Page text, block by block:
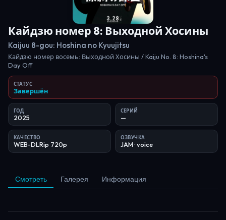
Кайдзю номер 8: Выходной Хосины
Kaijuu 8-gou: Hoshina no Kyuujitsu
Кайдзю номер восемь: Выходной Хосины / Kaiju No. 8: Hoshina's
Day Off
СТАТУС
Завершён
ГОД
2025
СЕРИЙ
—
КАЧЕСТВО
WEB-DLRip 720p
ОЗВУЧКА
JAM· voice
Смотреть Галерея Информация